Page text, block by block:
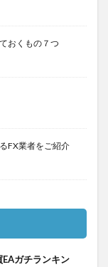
おくもの７つ
FX業者をご紹介
EAガチランキン